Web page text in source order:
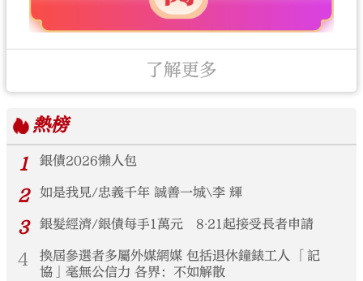
了解更多
熱榜
1
銀債2026懶人包
2 如是我見/忠義千年 誠善一城\李 輝
3 銀髮經濟/銀債每手1萬元 8‧21起接受長者申請
4
換屆參選者多屬外媒網媒 包括退休鐘錶工人 「記
協」毫無公信力 各界：不如解散